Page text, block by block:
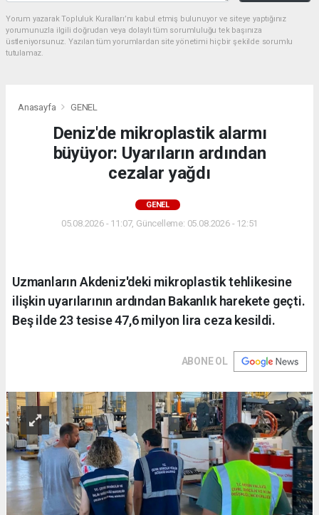
Yorum yazarak Topluluk Kuralları’nı kabul etmiş bulunuyor ve siteye yaptığınız
yorumunuzla ilgili doğrudan veya dolaylı tüm sorumluluğu tek başınıza
üstleniyorsunuz. Yazılan tüm yorumlardan site yönetimi hiçbir şekilde sorumlu
tutulamaz.
Anasayfa GENEL
Deniz'de mikroplastik alarmı
büyüyor: Uyarıların ardından
cezalar yağdı
GENEL
05.08.2026 - 11:07, Güncelleme: 05.08.2026 - 12:51
Uzmanların Akdeniz'deki mikroplastik tehlikesine
ilişkin uyarılarının ardından Bakanlık harekete geçti.
Beş ilde 23 tesise 47,6 milyon lira ceza kesildi.
ABONE OL